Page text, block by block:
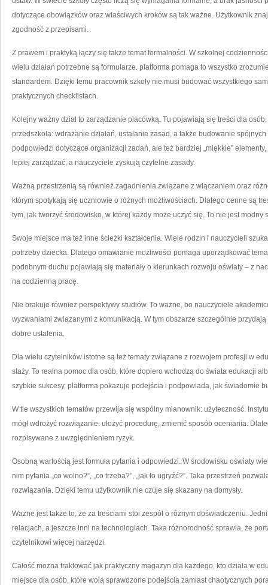
dotyczące obowiązków oraz właściwych kroków są tak ważne. Użytkownik
zgodność z przepisami.
Z prawem i praktyką łączy się także temat formalności. W szkolnej
wielu działań potrzebne są formularze. platforma pomaga to wszystko
standardem. Dzięki temu pracownik szkoły nie musi budować wszystkiego
praktycznych checklistach.
Kolejny ważny dział to zarządzanie placówką. Tu pojawiają się treści dla
przedszkola: wdrażanie działań, ustalanie zasad, a także budowanie
podpowiedzi dotyczące organizacji zadań, ale też bardziej „miękkie”
lepiej zarządzać, a nauczyciele zyskują czytelne zasady.
Ważną przestrzenią są również zagadnienia związane z włączaniem oraz
którym spotykają się uczniowie o różnych możliwościach. Dlatego cenne są
tym, jak tworzyć środowisko, w której każdy może uczyć się. To nie jest
Swoje miejsce ma też inne ścieżki kształcenia. Wiele rodzin i nauczycieli
potrzeby dziecka. Dlatego omawianie możliwości pomaga uporządkować
podobnym duchu pojawiają się materiały o kierunkach rozwoju oświaty – z
na codzienną pracę.
Nie brakuje również perspektywy studiów. To ważne, bo nauczyciele
wyzwaniami związanymi z komunikacją. W tym obszarze szczególnie
dobre ustalenia.
Dla wielu czytelników istotne są też tematy związane z rozwojem profesji w
staży. To realna pomoc dla osób, które dopiero wchodzą do świata edukacji
szybkie sukcesy, platforma pokazuje podejścia i podpowiada, jak świadomie
W tle wszystkich tematów przewija się wspólny mianownik: użyteczność.
mógł wdrożyć rozwiązanie: ułożyć procedurę, zmienić sposób oceniania.
rozpisywane z uwzględnieniem ryzyk.
Osobną wartością jest formuła pytania i odpowiedzi. W środowisku oświaty
nim pytania „co wolno?”, „co trzeba?”, „jak to ugryźć?”. Taka przestrzeń
rozwiązania. Dzięki temu użytkownik nie czuje się skazany na domysły.
Ważne jest także to, że za treściami stoi zespół o różnym doświadczeniu.
relacjach, a jeszcze inni na technologiach. Taka różnorodność sprawia, że
czytelnikowi więcej narzędzi.
Całość można traktować jak praktyczny magazyn dla każdego, kto działa w
miejsce dla osób, które wolą sprawdzone podejścia zamiast chaotycznych